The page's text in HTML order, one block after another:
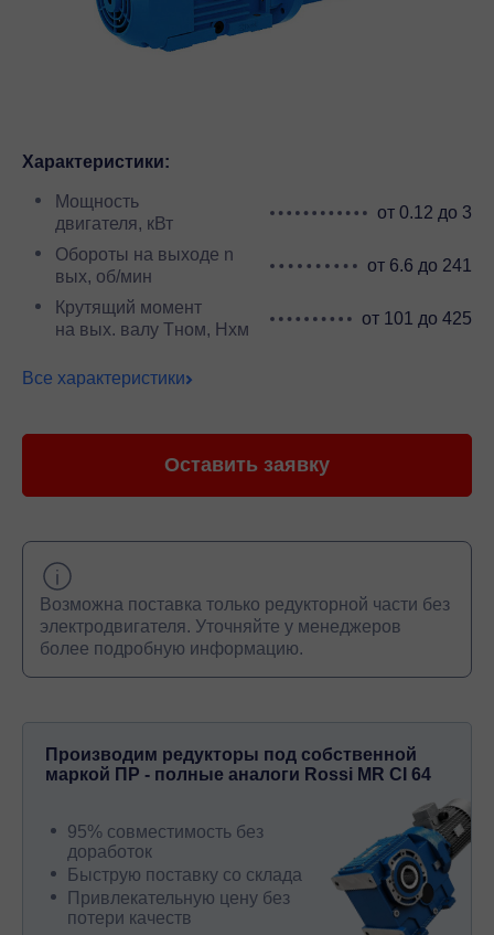
Характеристики:
Мощность
двигателя, кВт
от 0.12 до 3
Обороты на выходе n
вых, об/мин
от 6.6 до 241
Крутящий момент
на вых. валу Тном, Нхм
от 101 до 425
Все характеристики
Оставить заявку
Возможна поставка только редукторной части без
электродвигателя. Уточняйте у менеджеров
более подробную информацию.
Производим редукторы под собственной
маркой ПР - полные аналоги Rossi MR CI 64
95% совместимость без
доработок
Быструю поставку со склада
Привлекательную цену без
потери качеств